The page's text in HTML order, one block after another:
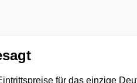
für das einzige